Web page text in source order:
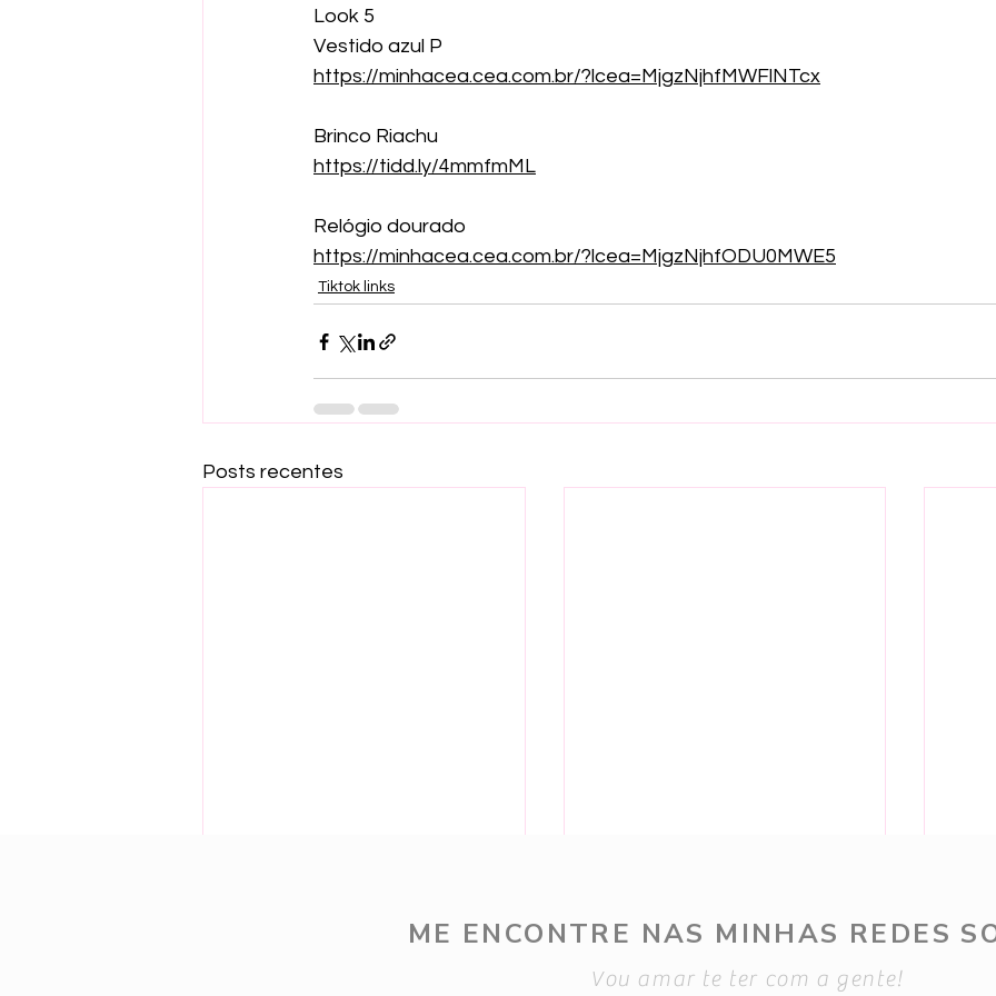
Look 5
Vestido azul P
https://minhacea.cea.com.br/?lcea=MjgzNjhfMWFlNTcx
Brinco Riachu
https://tidd.ly/4mmfmML
Relógio dourado
https://minhacea.cea.com.br/?lcea=MjgzNjhfODU0MWE5
Tiktok links
Posts recentes
ME ENCONTRE NAS MINHAS REDES
Vou amar te ter com a gente!